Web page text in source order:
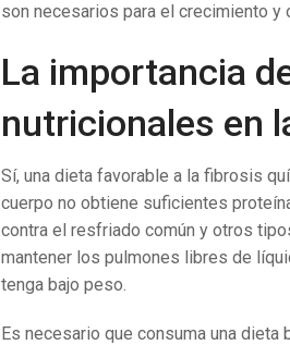
son necesarios para el crecimiento
La importancia
nutricionales en
Sí, una dieta favorable a la fibrosis
cuerpo no obtiene suficientes
contra el resfriado común y otros
mantener los pulmones libres de
tenga bajo peso.
Es necesario que consuma una dieta